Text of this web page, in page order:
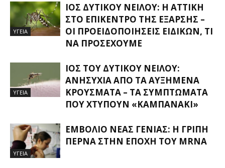
ΥΓΕΙΑ
ΙΌΣ ΔΥΤΙΚΟΎ ΝΕΊΛΟΥ: Η ΑΤΤΙΚΉ
ΣΤΟ ΕΠΊΚΕΝΤΡΟ ΤΗΣ ΈΞΑΡΣΗΣ –
ΟΙ ΠΡΟΕΙΔΟΠΟΙΉΣΕΙΣ ΕΙΔΙΚΏΝ, ΤΙ
ΝΑ ΠΡΟΣΈΧΟΥΜΕ
ΥΓΕΙΑ
ΙΌΣ ΤΟΥ ΔΥΤΙΚΟΎ ΝΕΊΛΟΥ:
ΑΝΗΣΥΧΊΑ ΑΠΌ ΤΑ ΑΥΞΗΜΈΝΑ
ΚΡΟΎΣΜΑΤΑ – ΤΑ ΣΥΜΠΤΏΜΑΤΑ
ΠΟΥ ΧΤΥΠΟΎΝ «ΚΑΜΠΑΝΆΚΙ»
ΥΓΕΙΑ
ΕΜΒΌΛΙΟ ΝΈΑΣ ΓΕΝΙΆΣ: Η ΓΡΊΠΗ
ΠΕΡΝΆ ΣΤΗΝ ΕΠΟΧΉ ΤΟΥ MRNA